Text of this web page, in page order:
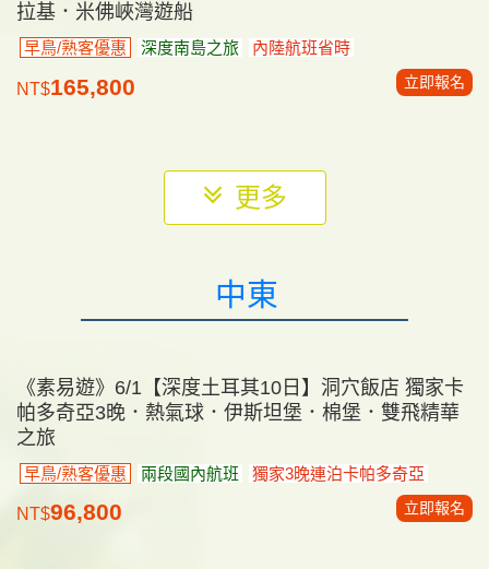
拉基．米佛峽灣遊船
早鳥/熟客優惠 深度南島之旅 內陸航班省時
NT$165,800 立即報名
中東